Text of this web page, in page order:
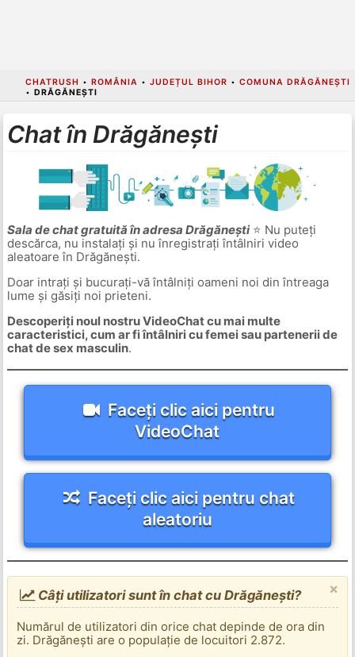
CHATRUSH • ROMÂNIA • JUDEȚUL BIHOR • COMUNA DRĂGĂNEȘTI
• DRĂGĂNEȘTI
Chat în Drăgănești
Sala de chat gratuită în adresa Drăgănești⭐ Nu puteți
descărca, nu instalați și nu înregistrați întâlniri video
aleatoare în Drăgănești.
Doar intrați și bucurați-vă întâlniți oameni noi din întreaga
lume și găsiți noi prieteni.
Descoperiți noul nostru VideoChat cu mai multe
caracteristici, cum ar fi întâlniri cu femei sau partenerii de
chat de sex masculin.
Faceți clic aici pentru
VideoChat
Faceți clic aici pentru chat
aleatoriu
×
Câți utilizatori sunt în chat cu Drăgănești?
Numărul de utilizatori din orice chat depinde de ora din
zi. Drăgănești are o populație de locuitori 2.872.